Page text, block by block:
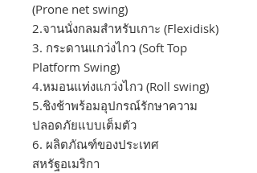
(Prone net swing)
2.จานนั่งกลมสำหรับเกาะ (Flexidisk)
3. กระดานแกว่งไกว (Soft Top
Platform Swing)
4.หมอนแท่งแกว่งไกว (Roll swing)
5.ชิงช้าพร้อมอุปกรณ์รักษาความ
ปลอดภัยแบบเต็มตัว
6. ผลิตภัณฑ์ของประเทศ
สหรัฐอเมริกา